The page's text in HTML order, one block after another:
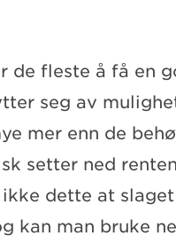
fleste å få en
seg av
mer enn de
setter ned
dette at
kan man bruke